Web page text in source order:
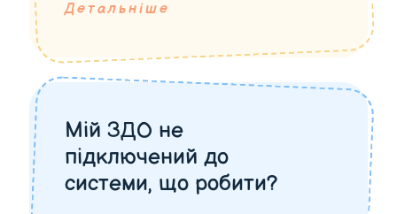
Детальніше
Мій ЗДО не
підключений до
системи, що робити?